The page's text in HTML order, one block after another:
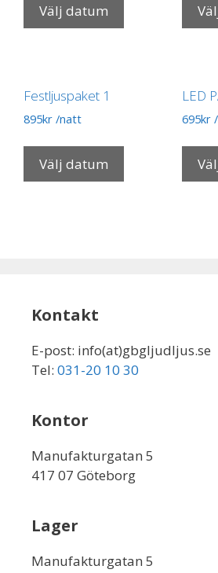
Välj datum
Festljuspaket 1
895kr /natt
Välj datum
LED
695kr/
Kontakt
E-post: info(at)gbgljudljus.se
Tel: 031-20 10 30
Kontor
Manufakturgatan 5
417 07 Göteborg
Lager
Manufakturgatan 5